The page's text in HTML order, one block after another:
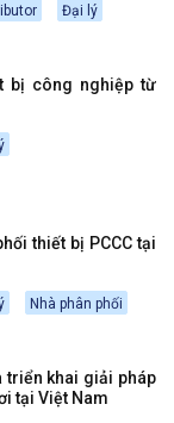
Đại lý
bị công nghiệp từ
thiết bị PCCC tại
Nhà phân phối
triển khai giải pháp
tại Việt Nam